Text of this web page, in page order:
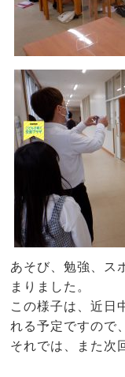
あそび、勉強、ス
まりました。
この様子は、近日
れる予定ですので
それでは、また次